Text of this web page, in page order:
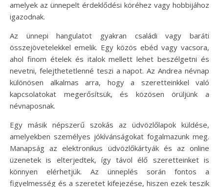
amelyek az ünnepelt érdeklődési köréhez vagy hobbijához
igazodnak.
Az ünnepi hangulatot gyakran családi vagy baráti
összejövetelekkel emelik. Egy közös ebéd vagy vacsora,
ahol finom ételek és italok mellett lehet beszélgetni és
nevetni, felejthetetlenné teszi a napot. Az Andrea névnap
különösen alkalmas arra, hogy a szeretteinkkel való
kapcsolatokat megerősítsük, és közösen örüljünk a
névnaposnak.
Egy másik népszerű szokás az üdvözlőlapok küldése,
amelyekben személyes jókívánságokat fogalmazunk meg.
Manapság az elektronikus üdvözlőkártyák és az online
üzenetek is elterjedtek, így távol élő szeretteinket is
könnyen elérhetjük. Az ünneplés során fontos a
figyelmesség és a szeretet kifejezése, hiszen ezek teszik